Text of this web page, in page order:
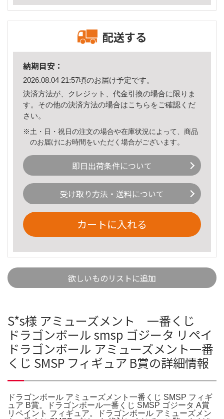
配送する
納期目安：
2026.08.04 21:57頃のお届け予定です。
決済方法が、クレジット、代金引換の場合に限りま
す。その他の決済方法の場合はこちら をご確認くだ
さい。
※土・日・祝日の注文の場合や在庫状況によって、商品
のお届けにお時間をいただく場合がございます。
即日出荷条件について
受け取り方法・送料について
カートに入れる
欲しいものリストに追加
S*s様 アミューズメント 一番くじ
ドラゴンボール smsp ゴジータ リペイ
ドラゴンボール アミューズメント一番
くじ SMSP フィギュア B賞の詳細情報
ドラゴンボール アミューズメント一番くじ SMSP フィギ
ュア B賞。ドラゴンボール一番くじ SMSP ゴジータ A賞
リペイント フィギュア。ドラゴンボール アミューズメン